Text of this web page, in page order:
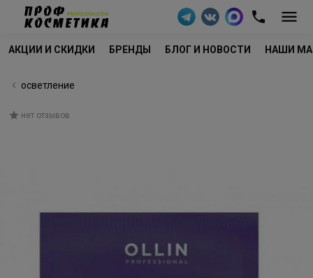
АКЦИИ И СКИДКИ БРЕНДЫ БЛОГ И НОВОСТИ НАШИ
осветление
нет отзывов